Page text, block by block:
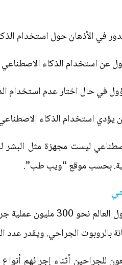
في الأذهان حول استخدام
ليست مجهزة مثل
بحسب موقع “ويب طب”.
بالروبوت الجراحي. ويقدر عدد
للجراحين أثناء إجرائهم